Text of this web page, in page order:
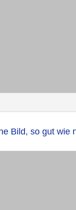
Bild, so gut wie